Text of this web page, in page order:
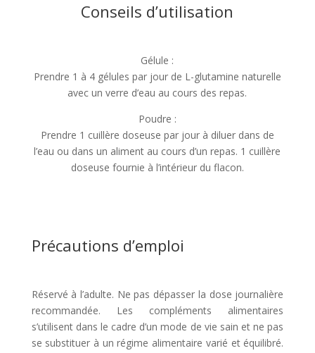
Conseils d’utilisation
Gélule :
Prendre 1 à 4 gélules par jour de L-glutamine naturelle
avec un verre d’eau au cours des repas.
Poudre :
Prendre 1 cuillère doseuse par jour à diluer dans de
l’eau ou dans un aliment au cours d’un repas. 1 cuillère
doseuse fournie à l’intérieur du flacon.
Précautions d’emploi
Réservé à l’adulte. Ne pas dépasser la dose journalière
recommandée. Les compléments alimentaires
s’utilisent dans le cadre d’un mode de vie sain et ne pas
se substituer à un régime alimentaire varié et équilibré.